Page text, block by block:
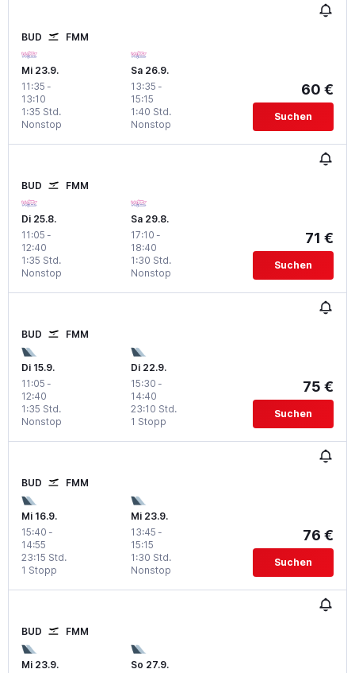
BUD FMM
Mi 23.9.
11:35 -
13:10
Nonstop
1:35 Std.
Sa 26.9.
13:35 -
15:15
Nonstop
1:40 Std.
60 €
Suchen
BUD FMM
Di 25.8.
11:05 -
12:40
Nonstop
1:35 Std.
Sa 29.8.
17:10 -
18:40
Nonstop
1:30 Std.
71 €
Suchen
BUD FMM
Di 15.9.
11:05 -
12:40
Nonstop
1:35 Std.
Di 22.9.
15:30 -
14:40
1 Stopp
23:10 Std.
75 €
Suchen
BUD FMM
Mi 16.9.
15:40 -
14:55
1 Stopp
23:15 Std.
Mi 23.9.
13:45 -
15:15
Nonstop
1:30 Std.
76 €
Suchen
BUD FMM
Mi 23.9.
So 27.9.